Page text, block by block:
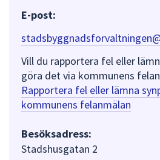
E-post:
Vill du rapportera fel eller
göra det via kommunens
Rapportera fel eller lämna
kommunens felanmälan
Besöksadress:
Stadshusgatan 2